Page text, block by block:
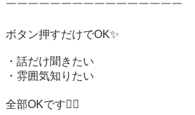
￣￣￣￣￣￣￣￣￣￣￣￣￣￣￣￣
ボタン押すだけでOK✨
・話だけ聞きたい
・雰囲気知りたい
全部OKです🙆‍♀️